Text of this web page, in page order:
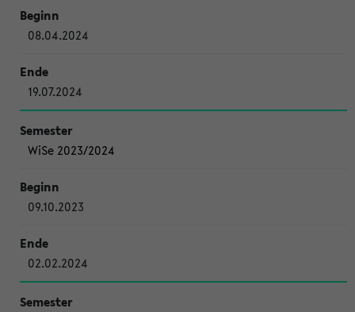
08.04.2024
19.07.2024
WiSe 2023/2024
09.10.2023
02.02.2024